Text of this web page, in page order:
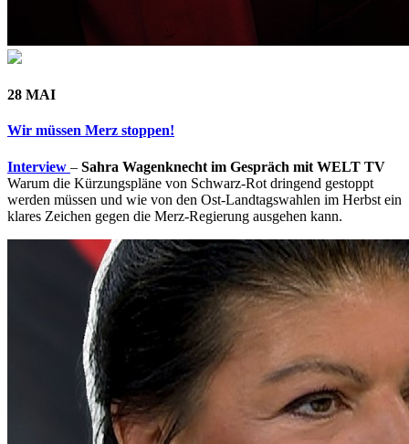
28 MAI
Wir müssen Merz stoppen!
Interview – Sahra Wagenknecht im Gespräch mit WELT TV
Warum die Kürzungspläne von Schwarz-Rot dringend gestoppt
werden müssen und wie von den Ost-Landtagswahlen im Herbst ein
klares Zeichen gegen die Merz-Regierung ausgehen kann.